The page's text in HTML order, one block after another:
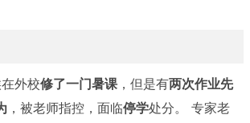
外校修了一门暑课 ，但是有两次作业先
，被老师指控，面临停学处分。 专家老